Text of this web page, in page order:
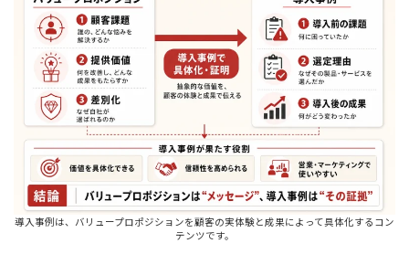
導入事例は、バリュープロポジションを顧客の実体験と成果によって具体化するコン
テンツです。